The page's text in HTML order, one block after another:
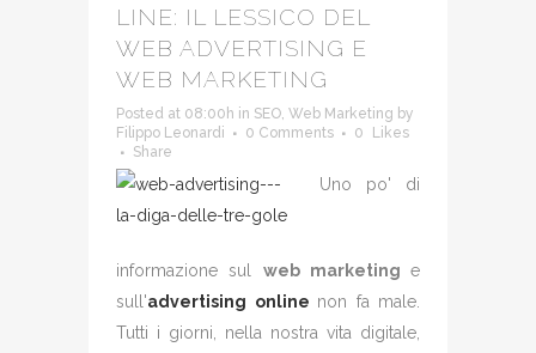
LINE: IL LESSICO DEL
WEB ADVERTISING E
WEB MARKETING
Posted at 08:00h in SEO, Web Marketing by
Filippo Leonardi
0 Comments 0
Likes
Share
Uno po' di
informazione sul web marketing e
sull'advertising online non fa male.
Tutti i giorni, nella nostra vita digitale,